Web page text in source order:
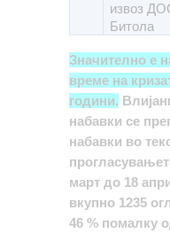
извоз
Битола
Значително е
време на
години.
набавки се
набавки во
март до 18
вкупно 1235
46 % помалку